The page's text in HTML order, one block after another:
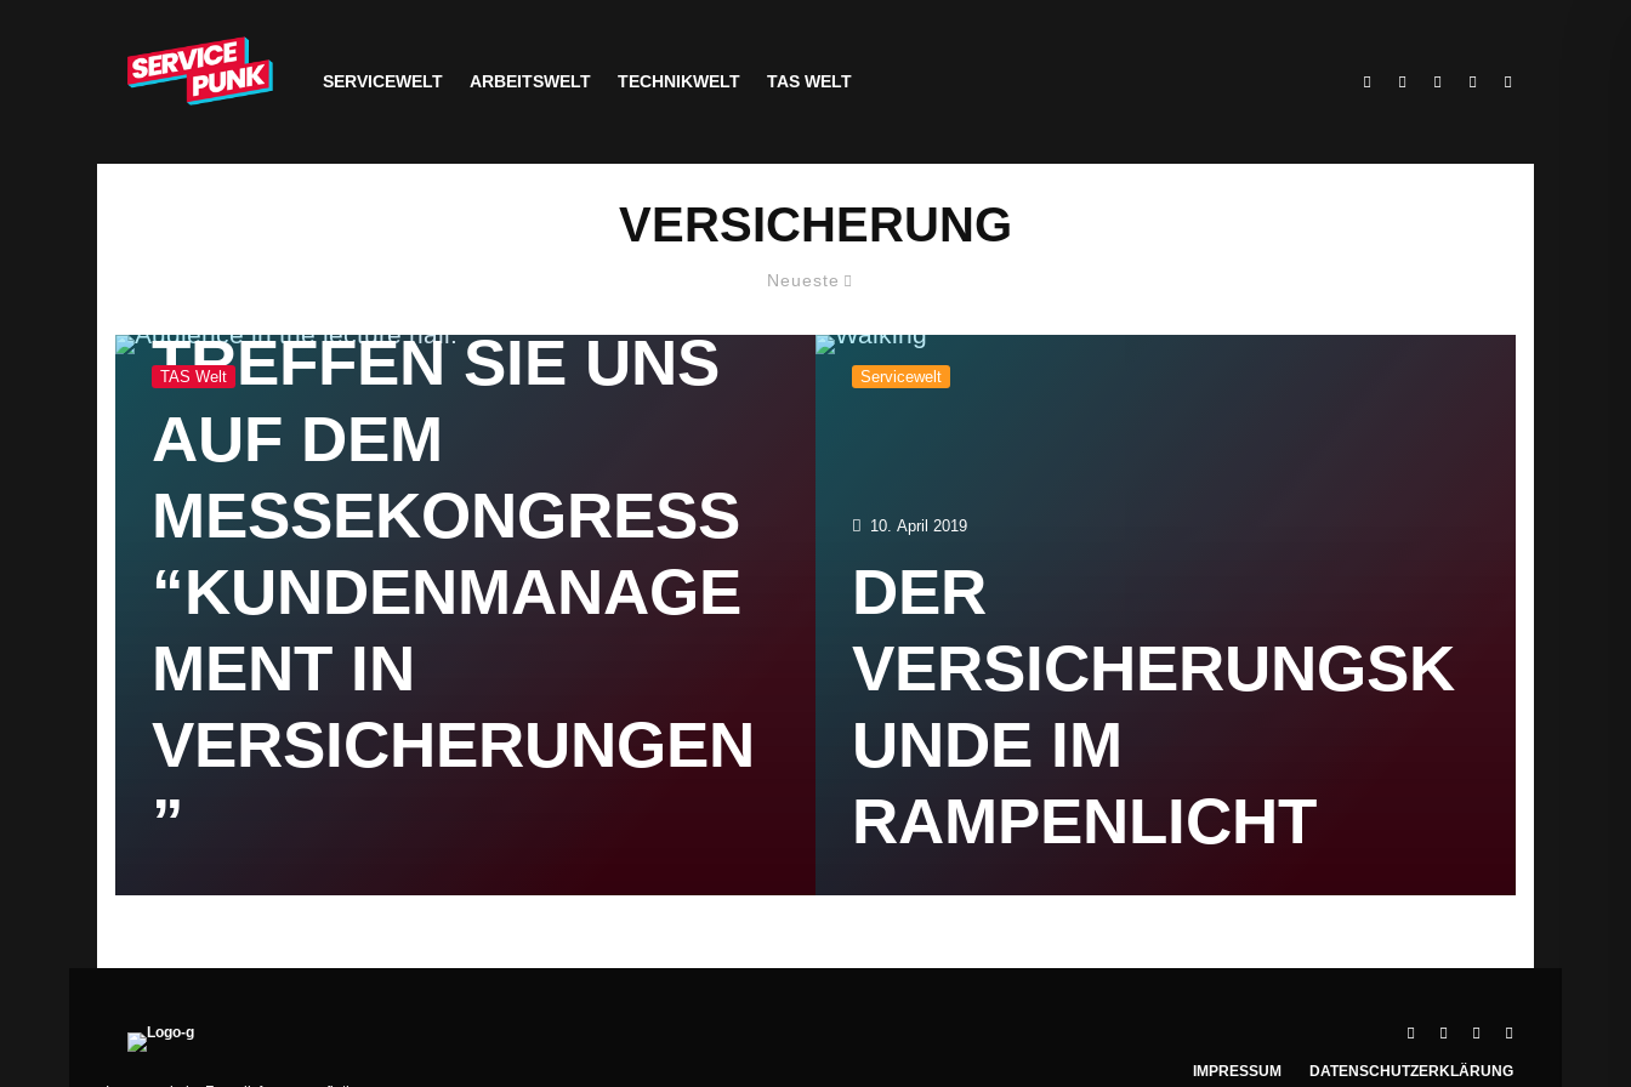
SERVICEWELT ARBEITSWELT TECHNIKWELT TAS WELT
VERSICHERUNG
Neueste
TAS Welt
TREFFEN SIE UNS
AUF DEM
MESSEKONGRESS
“KUNDENMANAGE
MENT IN
VERSICHERUNGEN
”
Servicewelt
10. April 2019
DER
VERSICHERUNGSK
UNDE IM
RAMPENLICHT
IMPRESSUM DATENSCHUTZERKLÄRUNG